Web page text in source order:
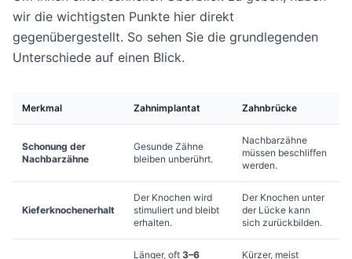
wir die wichtigsten Punkte hier direkt
gegenübergestellt. So sehen Sie die grundlegenden
Unterschiede auf einen Blick.
Merkmal Zahnimplantat Zahnbrücke
Schonung der
Nachbarzähne
Gesunde Zähne
bleiben unberührt.
Nachbarzähne
müssen beschliffen
werden.
Kieferknochenerhalt
Der Knochen wird
stimuliert und bleibt
erhalten.
Der Knochen unter
der Lücke kann
sich zurückbilden.
Länger, oft 3–6
Kürzer, meist